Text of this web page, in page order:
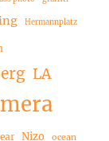
Hermannplatz
LA
Nizo ocean